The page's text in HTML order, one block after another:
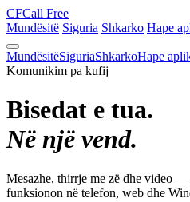
CFCall Free
Mundësitë Siguria Shkarko Hape
MundësitëSiguriaShkarkoHape
Komunikim pa kufij
Bisedat e tua.
Në një vend.
Mesazhe, thirrje me zë dhe video —
funksionon në telefon, web dhe